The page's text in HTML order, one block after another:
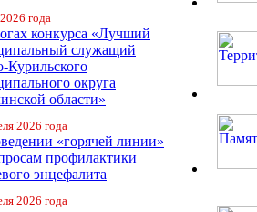
года
конкурса «Лучший
служащий
округа
области»
2026 года
«горячей линии»
профилактики
энцефалита
2026 года